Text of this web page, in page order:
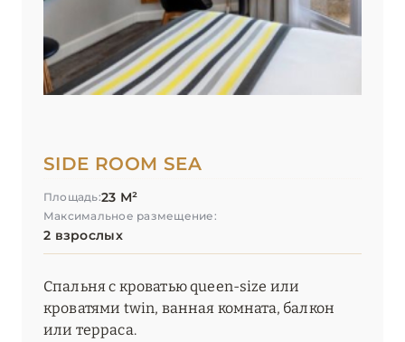
SIDE ROOM SEA
Площадь:23 М²
Максимальное размещение:
2 взрослых
Спальня с кроватью queen-size или
кроватями twin, ванная комната, балкон
или терраса.